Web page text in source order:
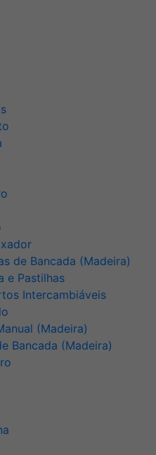
de Bancada (Madeira)
e Pastilhas
Intercambiáveis
(Madeira)
Bancada (Madeira)